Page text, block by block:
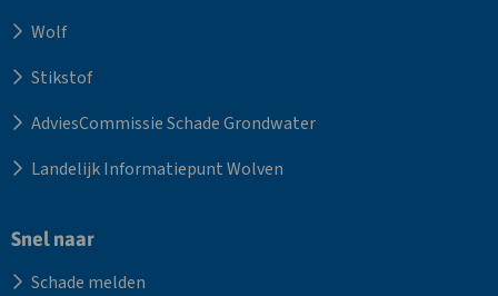
Wolf
Stikstof
AdviesCommissie Schade Grondwater
Landelijk Informatiepunt Wolven
Snel naar
Schade melden